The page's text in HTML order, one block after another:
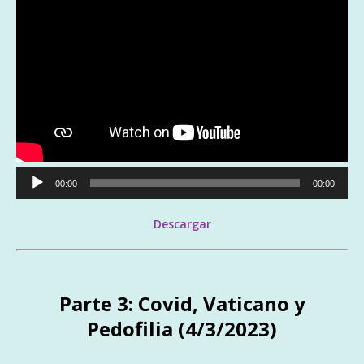
Reproductor
00:00 00:00
Descargar
Parte 3: Covid, Vaticano y
Pedofilia (4/3/2023)